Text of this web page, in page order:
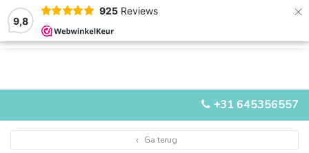
9,8
925 Reviews ×
+31 645356557
MENU
Ga terug